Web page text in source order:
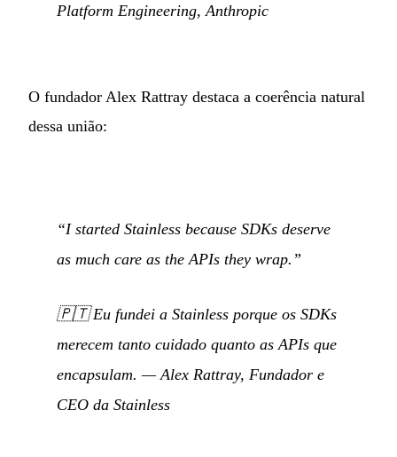
Platform Engineering, Anthropic
O fundador Alex Rattray destaca a coerência natural
dessa união:
“I started Stainless because SDKs deserve
as much care as the APIs they wrap.”
🇵🇹Eu fundei a Stainless porque os SDKs
merecem tanto cuidado quanto as APIs que
encapsulam. — Alex Rattray, Fundador e
CEO da Stainless